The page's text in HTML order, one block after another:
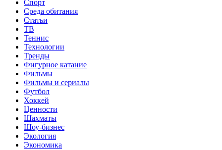
Спорт
Среда обитания
Статьи
ТВ
Теннис
Технологии
Тренды
Фигурное катание
Фильмы
Фильмы и сериалы
Футбол
Хоккей
Ценности
Шахматы
Шоу-бизнес
Экология
Экономика